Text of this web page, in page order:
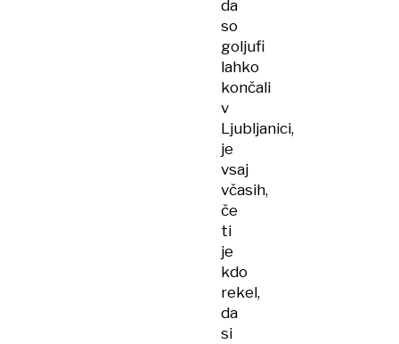
da
so
goljufi
lahko
končali
v
Ljubljanici,
je
vsaj
včasih,
če
ti
je
kdo
rekel,
da
si